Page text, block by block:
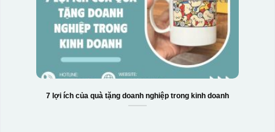
7 lợi ích của quà tặng doanh nghiệp trong kinh doanh